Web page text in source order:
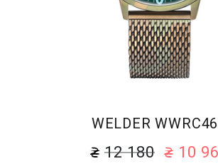
WELDER
12 180 10